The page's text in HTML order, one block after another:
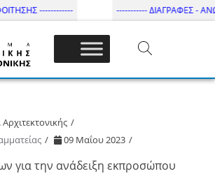
------------ ----------- ΔΙΑΓΡΑΦΕΣ -
– ΔΙ.ΠΑ.Ε
09 Μαΐου 2023
για την ανάδειξη εκπροσώπου